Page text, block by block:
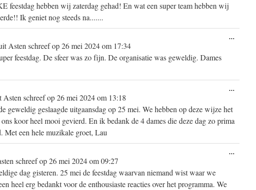
feestdag hebben wij zaterdag gehad! En wat een super team hebben wij
Ik geniet nog steeds na.......
Asten schreef op26 mei 2024om 17:34
feestdag. De sfeer was zo fijn. De organisatie was geweldig. Dames
...
Asten schreef op26 mei 2024om 13:18
geweldig geslaagde uitgaansdag op 25 mei. We hebben op deze wijze het
koor heel mooi gevierd. En ik bedank de 4 dames die deze dag zo prima
Met een hele muzikale groet, Lau
...
schreef op26 mei 2024om09:27
dag gisteren. 25 mei de feestdag waarvan niemand wist waar we
heel erg bedankt voor de enthousiaste reacties over het programma. We
...